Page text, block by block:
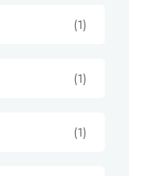
(1)
(1)
(1)